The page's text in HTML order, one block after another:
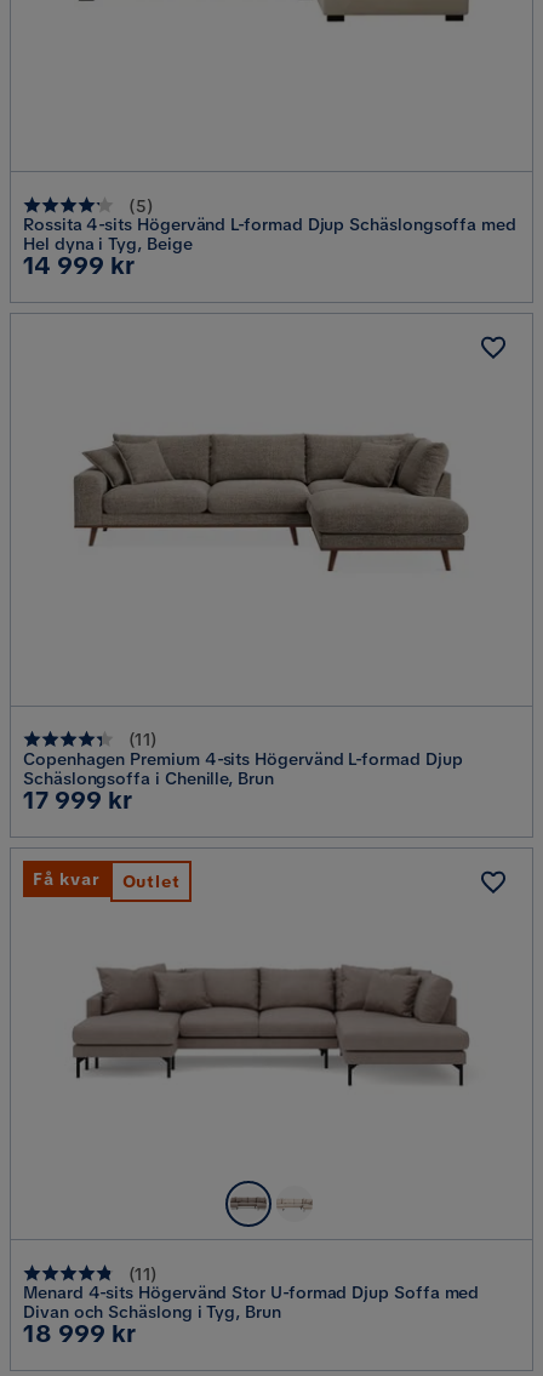
(5)
Rossita 4-sits Högervänd L-formad Djup Schäslongsoffa med
Hel dyna i Tyg, Beige
Pris
14 999 kr
(11)
Copenhagen Premium 4-sits Högervänd L-formad Djup
Schäslongsoffa i Chenille, Brun
Pris
17 999 kr
(11)
Menard 4-sits Högervänd Stor U-formad Djup Soffa med
Divan och Schäslong i Tyg, Brun
Pris
18 999 kr
Få kvar Outlet